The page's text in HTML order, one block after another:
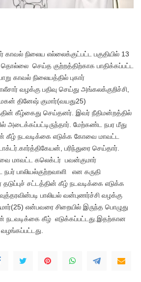
நிலைய எல்லைக்குட்பட்ட பகுதியில் 13
தொல்லை செய்த குற்றத்திற்காக பாதிக்கப்பட்ட
காவல் நிலையத்தில் புகார்
வழக்கு பதிவு செய்து அங்கலக்குறிச்சி,
தினேஷ் குமார்(வயது25)
கீழ்கைது செய்தனர். இவர் நீதிமன்றத்தில்
அடைக்கப்பட்டிருந்தார். மேற்கண்ட நபர மீது
கீழ் நடவடிக்கை எடுக்க கோவை மாவட்ட
பரிந்துரை செய்தார்.
மாவட்ட கலெக்டர் பவன்குமார்
பாலியல்குற்றவாளி என கருதி
தடுப்புச் சட்டத்தின் கீழ் நடவடிக்கை எடுக்க
பாலியல் வன்புணர்ச்சி வழக்கு
என்பவரை சிறையில் இருந்த பொழுது
நடவடிக்கை கீழ் எடுக்கப்பட்டது.இதற்கான